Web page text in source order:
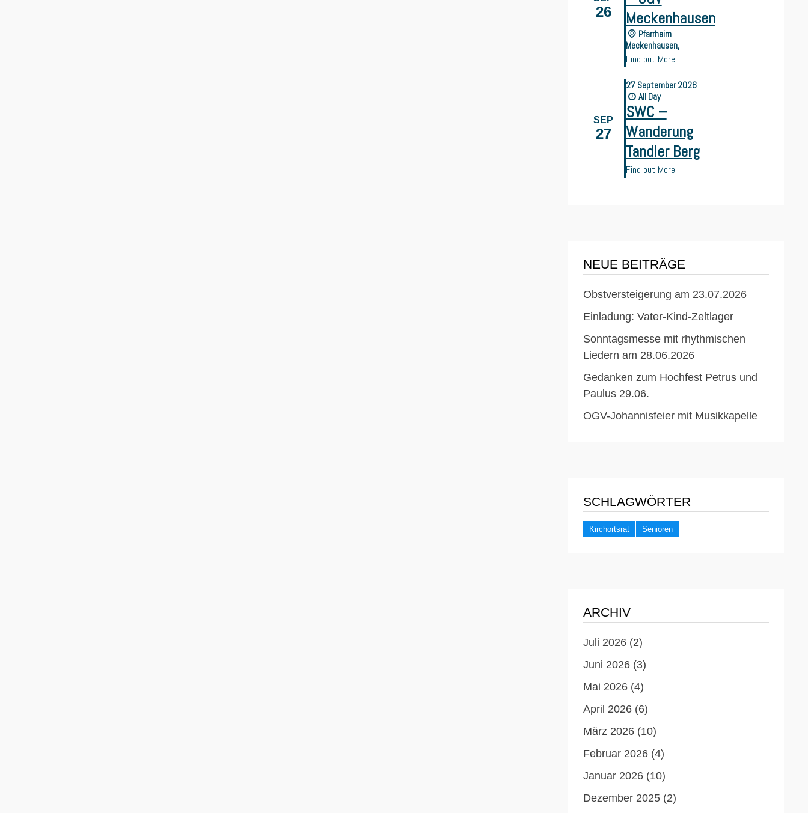
26
Meckenhausen
Pfarrheim
Meckenhausen,
Find out More
SEP
27
27 September2026
All Day
SWC –
Wanderung
Tandler Berg
Find out More
NEUE BEITRÄGE
Obstversteigerung am 23.07.2026
Einladung: Vater-Kind-Zeltlager
Sonntagsmesse mit rhythmischen
Liedern am 28.06.2026
Gedanken zum Hochfest Petrus und
Paulus 29.06.
OGV-Johannisfeier mit Musikkapelle
SCHLAGWÖRTER
Kirchortsrat Senioren
ARCHIV
Juli 2026(2)
Juni 2026(3)
Mai 2026(4)
April 2026(6)
März 2026(10)
Februar 2026(4)
Januar 2026(10)
Dezember 2025(2)